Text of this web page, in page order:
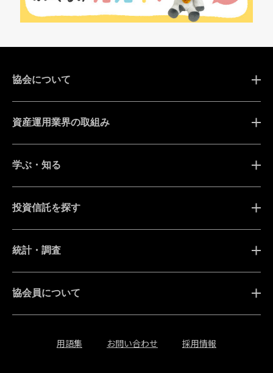
協会について
資産運用業界の取組み
学ぶ・知る
投資信託を探す
統計・調査
協会員について
用語集 お問い合わせ 採用情報